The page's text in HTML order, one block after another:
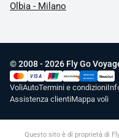
Olbia - Milano
© 2008 - 2026 Fly Go
VISA UnionPay
DISCOVER
AMERICAN
EXPRESS
Revolut
VoliAutoTermini e condizioni
Assistenza clientiMappa voli
Questo sito è di proprietà di